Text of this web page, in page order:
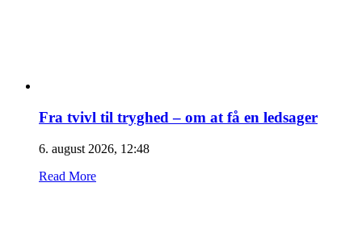
Fra tvivl til tryghed – om at få en ledsager
6. august 2026, 12:48
Read More